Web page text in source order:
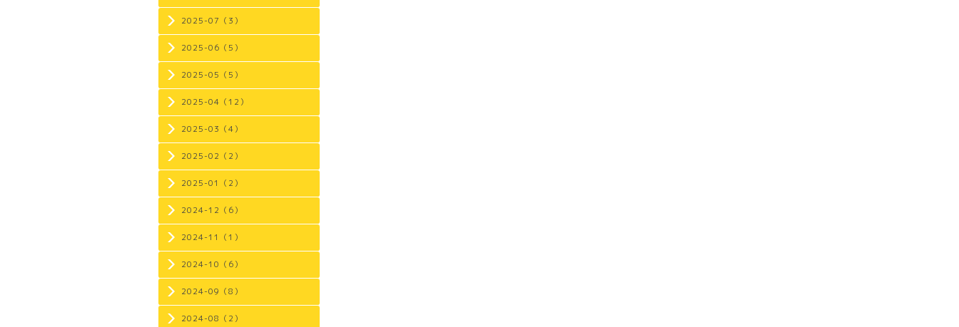
2025-07（3）
2025-06（5）
2025-05（5）
2025-04（12）
2025-03（4）
2025-02（2）
2025-01（2）
2024-12（6）
2024-11（1）
2024-10（6）
2024-09（8）
2024-08（2）